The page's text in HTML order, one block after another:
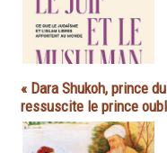
« Dara Shukoh, prince
ressuscite le prince